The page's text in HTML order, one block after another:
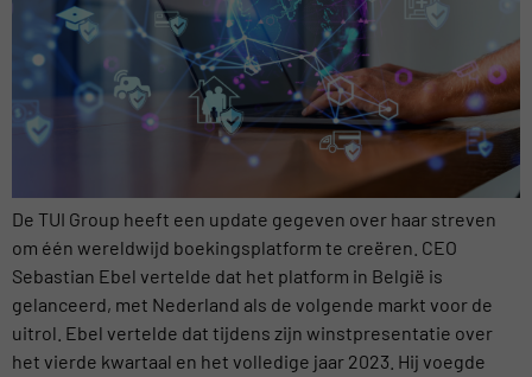
De TUI Group heeft een update gegeven over haar streven
om één wereldwijd boekingsplatform te creëren. CEO
Sebastian Ebel vertelde dat het platform in België is
gelanceerd, met Nederland als de volgende markt voor de
uitrol. Ebel vertelde dat tijdens zijn winstpresentatie over
het vierde kwartaal en het volledige jaar 2023. Hij voegde